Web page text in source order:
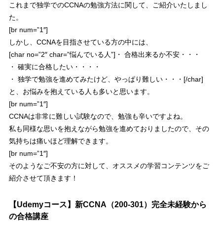
これまで独学でのCCNAの勉強方法に関して、ご紹介いたしまし
た。
[br num=”1″]
しかし、CCNAを目指させている方の中には、
[char no=”2″ char=”悩んでいる人”]・ 合格出来るか不安・・・
・ 確実に合格したい・・・・
・ 独学で勉強を進めてみたけど、やっぱり難しい・・・[/char]
と、お悩みを抱えている人も多いと思います。
[br num=”1″]
CCNAは非常に難しい試験なので、勉強も辛いですよね。
私も同様な思いを抱えながら勉強を進めておりましたので、 その
気持ちは痛いほど理解できます。
[br num=”1″]
そのようなご不安の方に対して、オススメの学習コンテンツをご
紹介させて頂きます！
【Udemyコース】新CCNA（200-301）完全未経験から
の合格講座